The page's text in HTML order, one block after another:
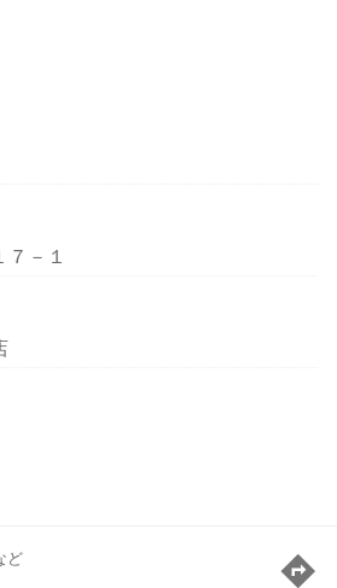
－１
ど